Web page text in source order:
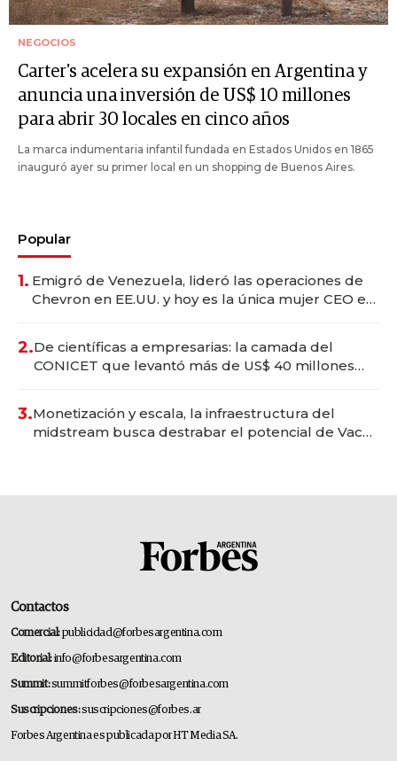
NEGOCIOS
Carter's acelera su expansión en Argentina y
anuncia una inversión de US$ 10 millones
para abrir 30 locales en cinco años
La marca indumentaria infantil fundada en Estados Unidos en 1865
inauguró ayer su primer local en un shopping de Buenos Aires.
Popular
1. Emigró de Venezuela, lideró las operaciones de
Chevron en EE.UU. y hoy es la única mujer CEO en
2.De científicas a empresarias: la camada del
CONICET que levantó más de US$ 40 millones
3.Monetización y escala, la infraestructura del
midstream busca destrabar el potencial de Vaca
Contactos
Comercial:publicidad@forbesargentina.com
Editorial:info@forbesargentina.com
Summit:summitforbes@forbesargentina.com
Suscripciones:suscripciones@forbes.ar
Forbes Argentina es publicada por HT Media SA.